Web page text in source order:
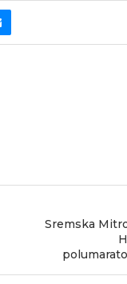
Sremska